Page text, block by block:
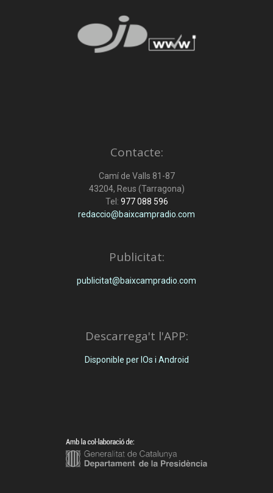
Contacte:
Camí de Valls 81-87
43204, Reus (Tarragona)
Tel: 977 088 596
redaccio@baixcampradio.com
Publicitat:
publicitat@baixcampradio.com
Descarrega't l'APP:
Disponible per IOs i Android